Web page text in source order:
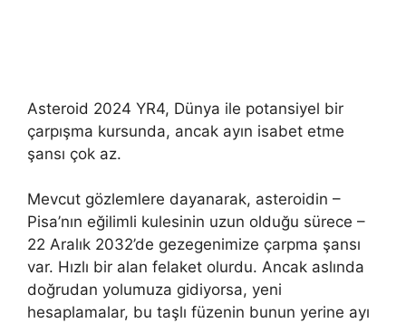
Asteroid 2024 YR4, Dünya ile potansiyel bir
çarpışma kursunda, ancak ayın isabet etme
şansı çok az.
Mevcut gözlemlere dayanarak, asteroidin –
Pisa’nın eğilimli kulesinin uzun olduğu sürece –
22 Aralık 2032’de gezegenimize çarpma şansı
var. Hızlı bir alan felaket olurdu. Ancak aslında
doğrudan yolumuza gidiyorsa, yeni
hesaplamalar, bu taşlı füzenin bunun yerine ayı